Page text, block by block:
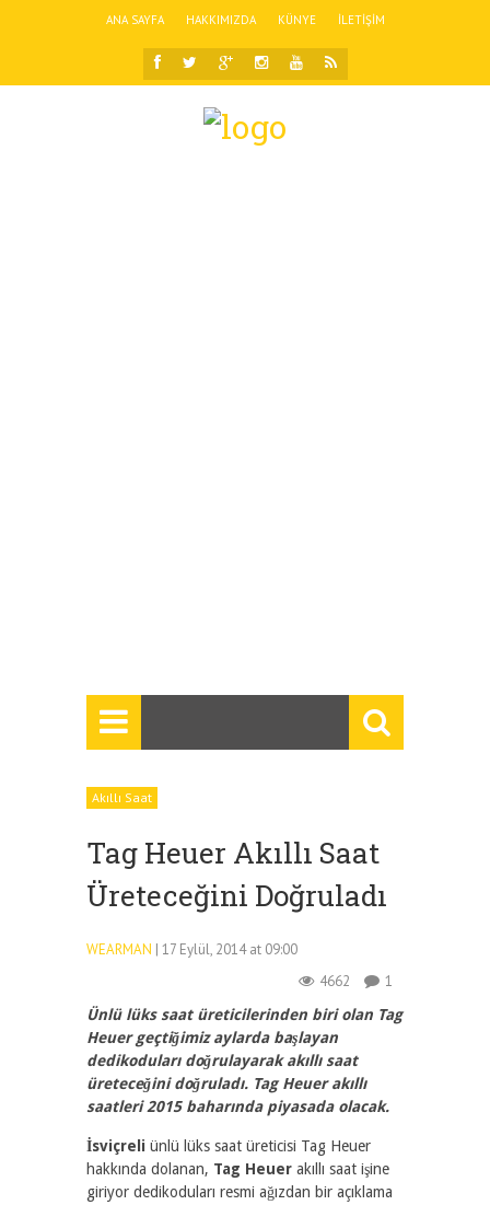
ANA SAYFA HAKKIMIZDA KÜNYE İLETIŞIM
Akıllı Saat
Tag Heuer Akıllı Saat
Üreteceğini Doğruladı
WEARMAN | 17 Eylül, 2014 at 09:00
4662
1
Ünlü lüks saat üreticilerinden biri olan Tag
Heuer geçtiğimiz aylarda başlayan
dedikoduları doğrulayarak akıllı saat
üreteceğini doğruladı. Tag Heuer akıllı
saatleri 2015 baharında piyasada olacak.
İsviçreli ünlü lüks saat üreticisi Tag Heuer
hakkında dolanan, Tag Heuer akıllı saat işine
giriyor dedikoduları resmi ağızdan bir açıklama